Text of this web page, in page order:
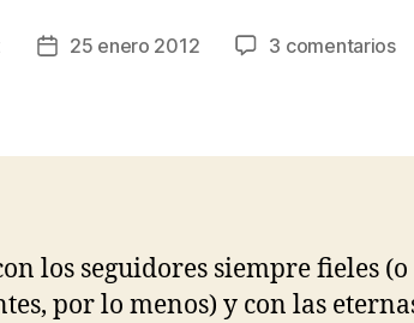
Fecha25 enero 2012 3 comentariosen
los seguidores siempre fieles (o
por lo menos) y con las